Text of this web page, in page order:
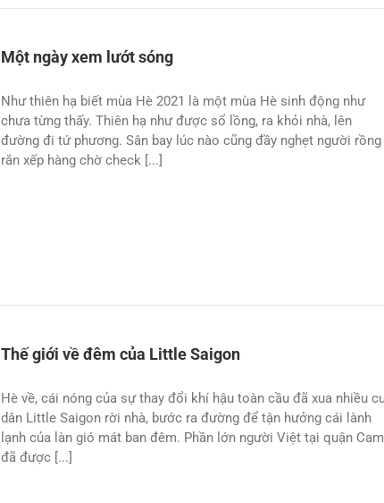
Một ngày xem lướt sóng
Như thiên hạ biết mùa Hè 2021 là một mùa Hè sinh động như
chưa từng thấy. Thiên hạ như được sổ lồng, ra khỏi nhà, lên
đường đi tứ phương. Sân bay lúc nào cũng đầy nghẹt người rồng
rắn xếp hàng chờ check [...]
Thế giới về đêm của Little Saigon
Hè về, cái nóng của sự thay đổi khí hậu toàn cầu đã xua nhiều
dân Little Saigon rời nhà, bước ra đường để tận hưởng cái lành
lạnh của làn gió mát ban đêm. Phần lớn người Việt tại quận Cam
đã được [...]